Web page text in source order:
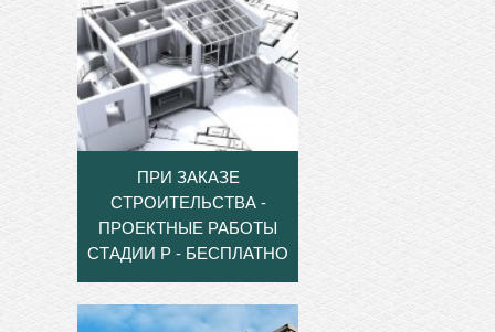
ПРИ ЗАКАЗЕ
СТРОИТЕЛЬСТВА -
ПРОЕКТНЫЕ РАБОТЫ
СТАДИИ Р - БЕСПЛАТНО